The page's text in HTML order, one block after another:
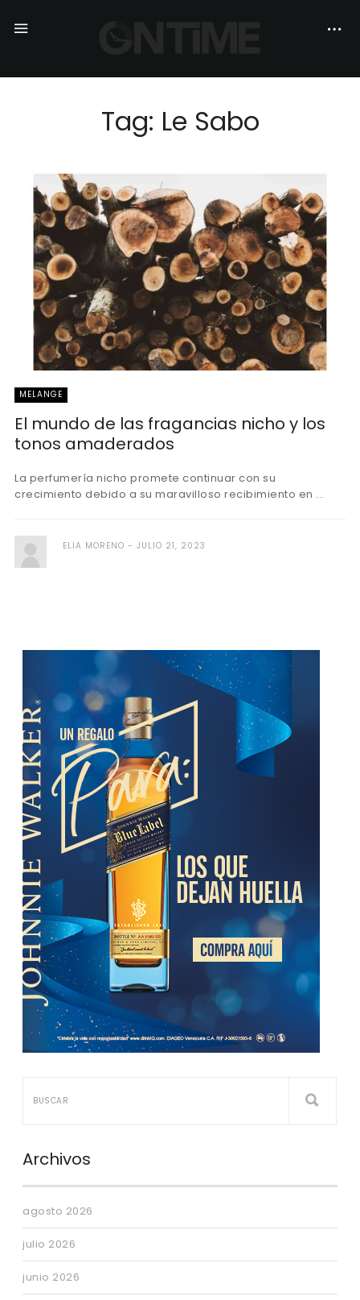
Tag: Le Sabo
MELANGE
El mundo de las fragancias nicho y los
tonos amaderados
La perfumería nicho promete continuar con su
crecimiento debido a su maravilloso recibimiento en ...
ELIA MORENO JULIO 21, 2023
Archivos
agosto 2026
julio 2026
junio 2026